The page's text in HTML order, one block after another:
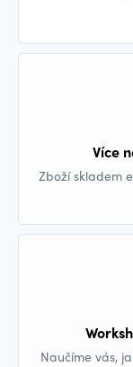
Více
Zboží skladem
Naučíme vás,